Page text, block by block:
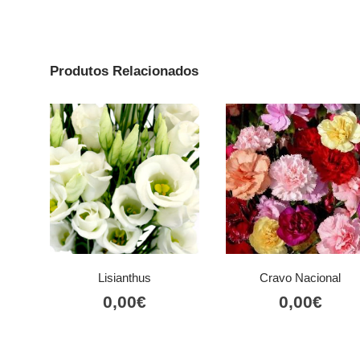
Produtos Relacionados
Lisianthus
0,00€
Cravo Nacional
0,00€